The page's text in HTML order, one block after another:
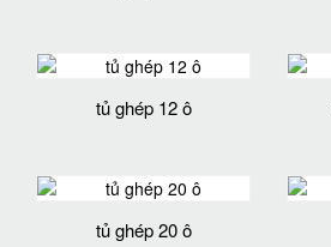
tủ ghép 12 ô
tủ ghép 20 ô